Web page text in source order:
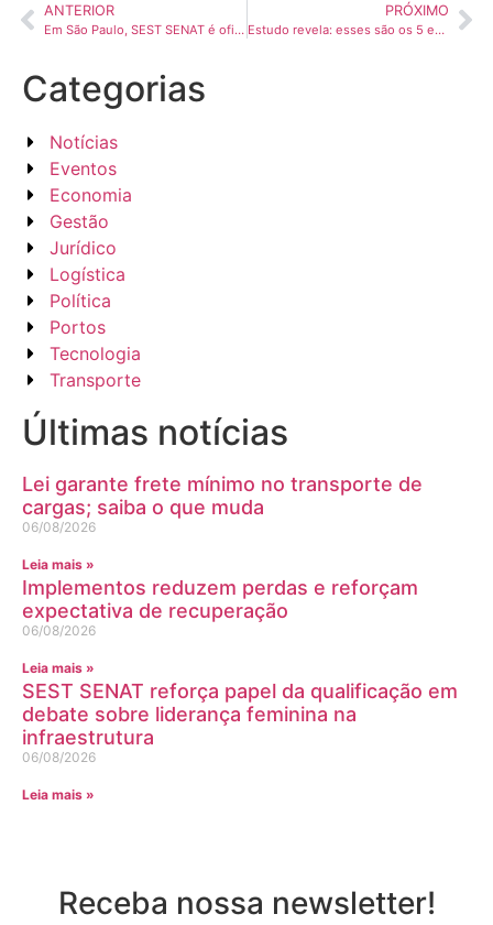
ANTERIOR
Em São Paulo, SEST SENAT é oficialmente agraciado com Certificação Platinum do Top of Mind Brazil
PRÓXIMO
Estudo revela: esses são os 5 estados com as melhores rodovias do Brasil
Categorias
Notícias
Eventos
Economia
Gestão
Jurídico
Logística
Política
Portos
Tecnologia
Transporte
Últimas notícias
Lei garante frete mínimo no transporte de
cargas; saiba o que muda
06/08/2026
Leia mais »
Implementos reduzem perdas e reforçam
expectativa de recuperação
06/08/2026
Leia mais »
SEST SENAT reforça papel da qualificação em
debate sobre liderança feminina na
infraestrutura
06/08/2026
Leia mais »
Receba nossa newsletter!